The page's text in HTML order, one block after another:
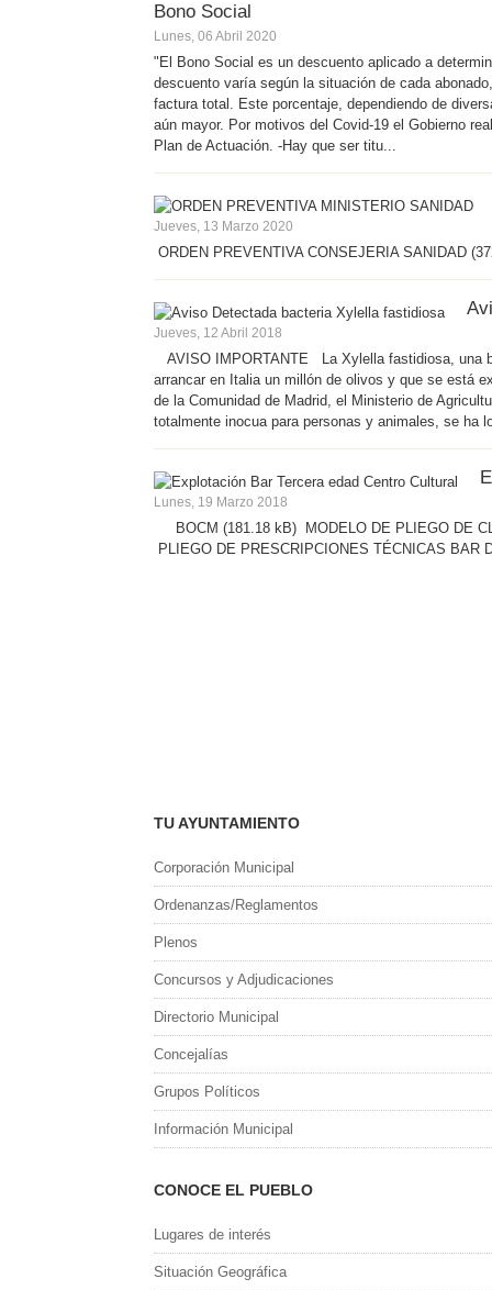
Bono Social
Lunes, 06 Abril 2020
"El Bono Social es un descuento aplicado a
descuento varía según la situación de cada
factura total. Este porcentaje, dependiendo de
aún mayor. Por motivos del Covid-19 el Gobierno
Plan de Actuación. -Hay que ser titu...
Jueves, 13 Marzo 2020
ORDEN PREVENTIVA CONSEJERIA SANIDAD
Jueves, 12 Abril 2018
AVISO IMPORTANTE La Xylella fastidiosa, una
arrancar en Italia un millón de olivos y que se está
de la Comunidad de Madrid, el Ministerio de
totalmente inocua para personas y animales, se ha
Lunes, 19 Marzo 2018
BOCM (181.18 kB) MODELO DE PLIEGO DE
PLIEGO DE PRESCRIPCIONES TÉCNICAS BAR
TU AYUNTAMIENTO
Corporación Municipal
Ordenanzas/Reglamentos
Plenos
Concursos y Adjudicaciones
Directorio Municipal
Concejalías
Grupos Políticos
Información Municipal
CONOCE EL PUEBLO
Lugares de interés
Situación Geográfica